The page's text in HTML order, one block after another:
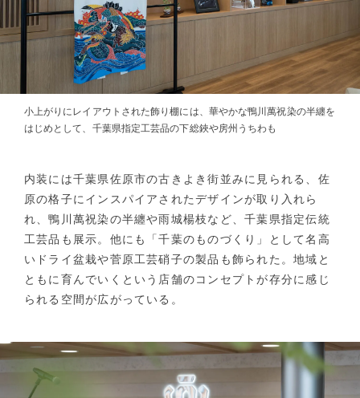
小上がりにレイアウトされた飾り棚には、華やかな鴨川萬祝染の半纏を
はじめとして、千葉県指定工芸品の下総鋏や房州うちわも
内装には千葉県佐原市の古きよき街並みに見られる、佐
原の格子にインスパイアされたデザインが取り入れら
れ、鴨川萬祝染の半纏や雨城楊枝など、千葉県指定伝統
工芸品も展示。他にも「千葉のものづくり」として名高
いドライ盆栽や菅原工芸硝子の製品も飾られた。地域と
ともに育んでいくという店舗のコンセプトが存分に感じ
られる空間が広がっている。